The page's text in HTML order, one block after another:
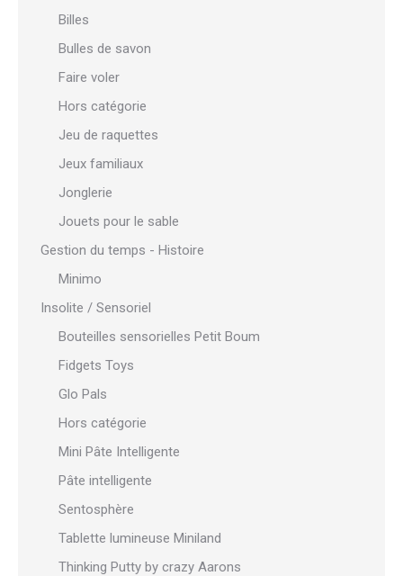
Billes
Bulles de savon
Faire voler
Hors catégorie
Jeu de raquettes
Jeux familiaux
Jonglerie
Jouets pour le sable
Gestion du temps - Histoire
Minimo
Insolite / Sensoriel
Bouteilles sensorielles Petit Boum
Fidgets Toys
Glo Pals
Hors catégorie
Mini Pâte Intelligente
Pâte intelligente
Sentosphère
Tablette lumineuse Miniland
Thinking Putty by crazy Aarons